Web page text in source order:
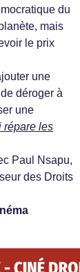
du
mais
le prix
une
déroger à
une
répare les
Paul Nsapu,
des Droits